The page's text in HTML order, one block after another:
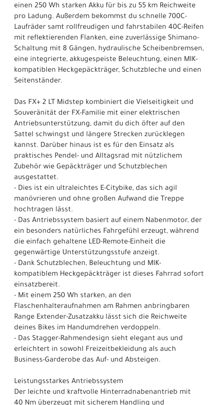
einen 250 Wh starken Akku für bis zu 55 km Reichweite
pro Ladung. Außerdem bekommst du schnelle 700C-
Laufräder samt rollfreudigen und fahrstabilen 40C-Reifen
mit reflektierenden Flanken, eine zuverlässige Shimano-
Schaltung mit 8 Gängen, hydraulische Scheibenbremsen,
eine integrierte, akkugespeiste Beleuchtung, einen MIK-
kompatiblen Heckgepäckträger, Schutzbleche und einen
Seitenständer.
Das FX+ 2 LT Midstep kombiniert die Vielseitigkeit und
Souveränität der FX-Familie mit einer elektrischen
Antriebsunterstützung, damit du dich öfter auf den
Sattel schwingst und längere Strecken zurücklegen
kannst. Darüber hinaus ist es für den Einsatz als
praktisches Pendel- und Alltagsrad mit nützlichem
Zubehör wie Gepäckträger und Schutzblechen
ausgestattet.
- Dies ist ein ultraleichtes E-Citybike, das sich agil
manövrieren und ohne großen Aufwand die Treppe
hochtragen lässt.
- Das Antriebssystem basiert auf einem Nabenmotor, der
ein besonders natürliches Fahrgefühl erzeugt, während
die einfach gehaltene LED-Remote-Einheit die
gegenwärtige Unterstützungsstufe anzeigt.
- Dank Schutzblechen, Beleuchtung und MIK-
kompatiblem Heckgepäckträger ist dieses Fahrrad sofort
einsatzbereit.
- Mit einem 250 Wh starken, an den
Flaschenhalteraufnahmen am Rahmen anbringbaren
Range Extender-Zusatzakku lässt sich die Reichweite
deines Bikes im Handumdrehen verdoppeln.
- Das Stagger-Rahmendesign sieht elegant aus und
erleichtert in sowohl Freizeitbekleidung als auch
Business-Garderobe das Auf- und Absteigen.
Leistungsstarkes Antriebssystem
Der leichte und kraftvolle Hinterradnabenantrieb mit
40 Nm überzeugt mit sicherem Handling und